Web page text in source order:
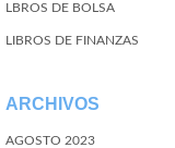
LBROS DE BOLSA
LIBROS DE FINANZAS
ARCHIVOS
AGOSTO 2023